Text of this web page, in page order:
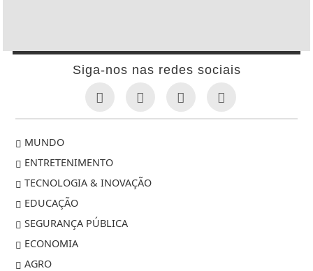
Siga-nos nas redes sociais
MUNDO
ENTRETENIMENTO
TECNOLOGIA & INOVAÇÃO
EDUCAÇÃO
SEGURANÇA PÚBLICA
ECONOMIA
AGRO